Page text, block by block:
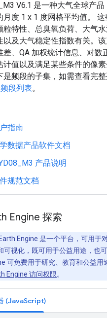
V6.1 是一种大气全球产
月度 1 x 1 度网格平均值。
粒特性、总臭氧负荷、大气
以及大气稳定性指数有关。
差、QA 加权统计信息、对数
计值以及满足某些条件的像
是频段的子集，如需查看完
段列表。
指南
数据产品软件文档
产品说明
规范文档
Engine 探索
Earth Engine 是一个平台，可用于
可视化，既可用于公益用途，也
可免费用于研究、教育和公益用
Engine 访问权限。
(JavaScript)